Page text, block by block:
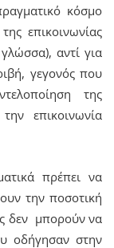
κόσμο
επικοινωνίας
αντί για
γεγονός που
της
επικοινωνία
πρέπει να
την ποσοτική
δεν μπορούν να
οδήγησαν στην